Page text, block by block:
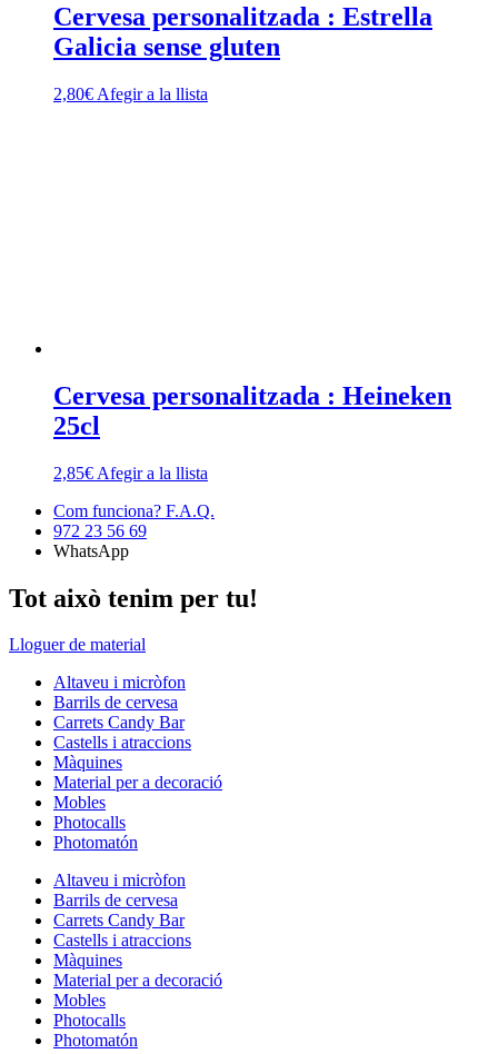
Cervesa personalitzada : Estrella
Galicia sense gluten
2,80€ Afegir a la llista
Cervesa personalitzada : Heineken
25cl
2,85€ Afegir a la llista
Com funciona? F.A.Q.
972 23 56 69
WhatsApp
Tot això tenim per tu!
Lloguer de material
Altaveu i micròfon
Barrils de cervesa
Carrets Candy Bar
Castells i atraccions
Màquines
Material per a decoració
Mobles
Photocalls
Photomatón
Altaveu i micròfon
Barrils de cervesa
Carrets Candy Bar
Castells i atraccions
Màquines
Material per a decoració
Mobles
Photocalls
Photomatón